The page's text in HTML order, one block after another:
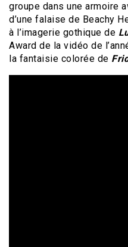
groupe dans une armoire
d’une falaise de Beachy
à l’imagerie gothique de
Award de la vidéo de
la fantaisie colorée de